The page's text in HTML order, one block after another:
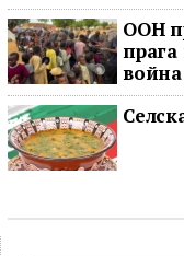
ООН
война